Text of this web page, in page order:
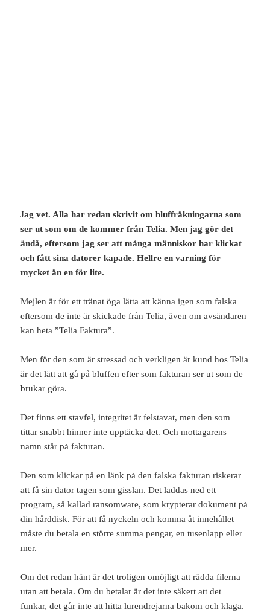
Jag vet. Alla har redan skrivit om bluffräkningarna som
ser ut som om de kommer från Telia. Men jag gör det
ändå, eftersom jag ser att många människor har klickat
och fått sina datorer kapade. Hellre en varning för
mycket än en för lite.
Mejlen är för ett tränat öga lätta att känna igen som falska
eftersom de inte är skickade från Telia, även om avsändaren
kan heta ”Telia Faktura”.
Men för den som är stressad och verkligen är kund hos Telia
är det lätt att gå på bluffen efter som fakturan ser ut som de
brukar göra.
Det finns ett stavfel, integritet är felstavat, men den som
tittar snabbt hinner inte upptäcka det. Och mottagarens
namn står på fakturan.
Den som klickar på en länk på den falska fakturan riskerar
att få sin dator tagen som gisslan. Det laddas ned ett
program, så kallad ransomware, som krypterar dokument på
din hårddisk. För att få nyckeln och komma åt innehållet
måste du betala en större summa pengar, en tusenlapp eller
mer.
Om det redan hänt är det troligen omöjligt att rädda filerna
utan att betala. Om du betalar är det inte säkert att det
funkar, det går inte att hitta lurendrejarna bakom och klaga.